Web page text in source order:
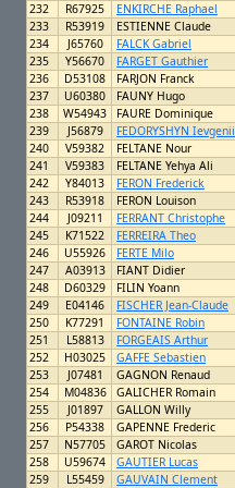
232
R67925 ENKIRCHE Raphael
233
R53919 ESTIENNE Claude
234
J65760 FALCK Gabriel
235
Y56670 FARGET Gauthier
236
D53108 FARJON Franck
237
U60380 FAUNY Hugo
238
W54943 FAURE Dominique
239
J56879 FEDORYSHYN Ievgenii
240
V59382 FELTANE Nour
241
V59383 FELTANE Yehya Ali
242
Y84013 FERON Frederick
243
R53918 FERON Louison
244
J09211 FERRANT Christophe
245
K71522 FERREIRA Theo
246
U55926 FERTE Milo
247
A03913 FIANT Didier
248
D60329 FILIN Yoann
249
E04146 FISCHER Jean-Claude
250
K77291 FONTAINE Robin
251
L58813 FORGEAIS Arthur
252
H03025 GAFFE Sebastien
253
J07481 GAGNON Renaud
254
M04836 GALICHER Romain
255
J01897 GALLON Willy
256
P54338 GAPENNE Frederic
257
N57705 GAROT Nicolas
258
U59674 GAUTIER Lucas
259
L55459 GAUVAIN Clement